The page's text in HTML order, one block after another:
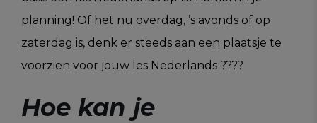
planning! Of het nu overdag, ’s avonds of op
zaterdag is, denk er steeds aan een plaatsje te
voorzien voor jouw les Nederlands ????
Hoe kan je